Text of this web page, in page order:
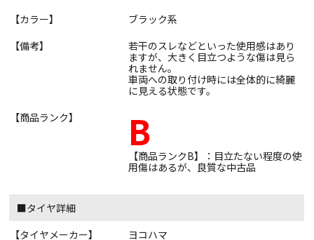
【カラー】
ブラック系
【備考】
若干のスレなどといった使用感はあり
ますが、大きく目立つような傷は見ら
れません。
車両への取り付け時には全体的に綺麗
に見える状態です。
【商品ランク】
B
【商品ランクB】：目立たない程度の使
用傷はあるが、良質な中古品
■タイヤ詳細
【タイヤメーカー】
ヨコハマ